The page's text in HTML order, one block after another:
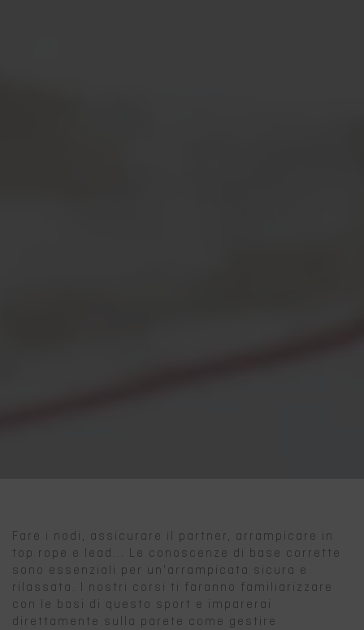
Fare i nodi, assicurare il partner, arrampicare in
top rope e lead... Le conoscenze di base corrette
sono essenziali per un'arrampicata sicura e
rilassata. I nostri corsi ti faranno familiarizzare
con le basi di questo sport e imparerai
direttamente sulla parete come gestire